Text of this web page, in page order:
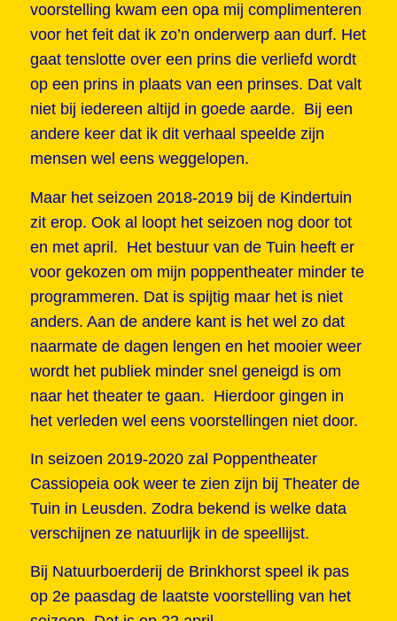
voorstelling kwam een opa mij complimenteren
voor het feit dat ik zo’n onderwerp aan durf. Het
gaat tenslotte over een prins die verliefd wordt
op een prins in plaats van een prinses. Dat valt
niet bij iedereen altijd in goede aarde. Bij een
andere keer dat ik dit verhaal speelde zijn
mensen wel eens weggelopen.
Maar het seizoen 2018-2019 bij de Kindertuin
zit erop. Ook al loopt het seizoen nog door tot
en met april. Het bestuur van de Tuin heeft er
voor gekozen om mijn poppentheater minder te
programmeren. Dat is spijtig maar het is niet
anders. Aan de andere kant is het wel zo dat
naarmate de dagen lengen en het mooier weer
wordt het publiek minder snel geneigd is om
naar het theater te gaan. Hierdoor gingen in
het verleden wel eens voorstellingen niet door.
In seizoen 2019-2020 zal Poppentheater
Cassiopeia ook weer te zien zijn bij Theater de
Tuin in Leusden. Zodra bekend is welke data
verschijnen ze natuurlijk in de speellijst.
Bij Natuurboerderij de Brinkhorst speel ik pas
op 2e paasdag de laatste voorstelling van het